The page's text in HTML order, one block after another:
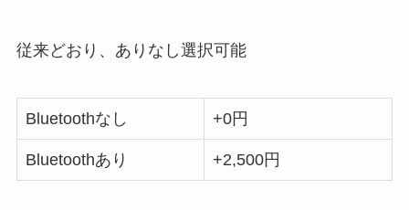
従来どおり、ありなし選択可能
Bluetoothなし +0円
Bluetoothあり +2,500円